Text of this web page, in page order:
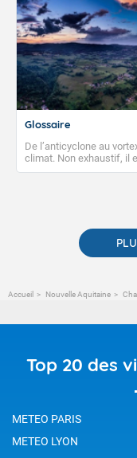
Glossaire
De l’anticyclone au
climat. Non exhaustif, il
publications. Vous y
Accueil Nouvelle Aquitaine
Top 20 des
METEO PARIS
METEO LYON